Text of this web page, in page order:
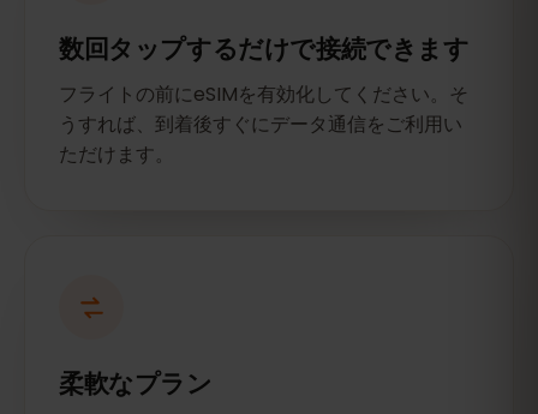
数回タップするだけで接続できます
フライトの前にeSIMを有効化してください。そ
うすれば、到着後すぐにデータ通信をご利用い
ただけます。
柔軟なプラン